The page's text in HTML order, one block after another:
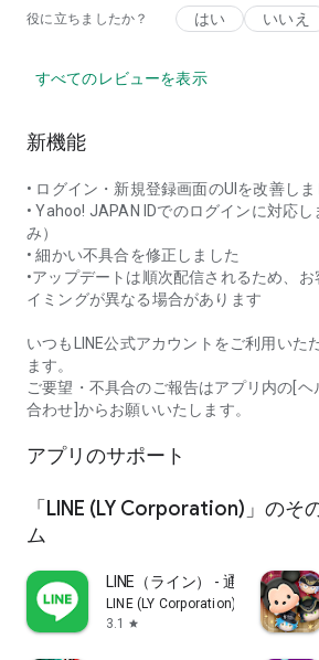
役に立ちましたか？ はい いいえ
すべてのレビューを表示
新機能
• ログイン・新規登録画面のUIを改善しま
• Yahoo! JAPAN IDでのログインに対応
み）
• 細かい不具合を修正しました
•アップデートは順次配信されるため、
イミングが異なる場合があります
いつもLINE公式アカウントをご利用いた
ます。
ご要望・不具合のご報告はアプリ内の[ヘ
合わせ]からお願いいたします。
アプリのサポート
「LINE (LY Corporation)」のそ
ム
LINE（ライン） - 通話・メール
LINE (LY Corporation)
3.1
star